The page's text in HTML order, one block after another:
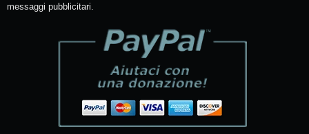
messaggi pubblicitari.